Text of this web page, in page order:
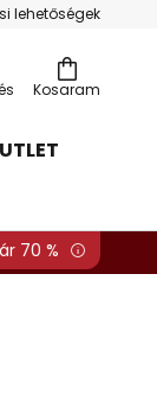
Kosaram
70 %